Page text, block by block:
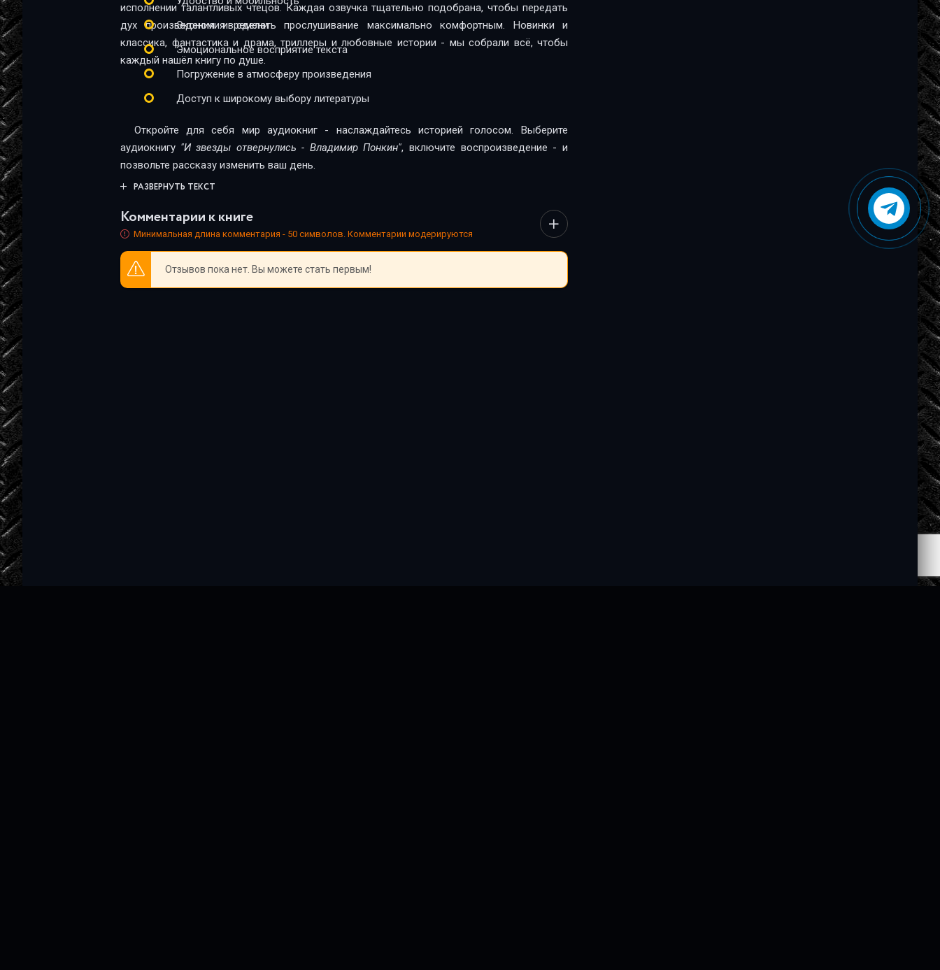
исполнении талантливых чтецов. Каждая озвучка тщательно подобрана, чтобы передать
дух произведения и сделать прослушивание максимально комфортным. Новинки и
классика, фантастика и драма, триллеры и любовные истории - мы собрали всё, чтобы
каждый нашёл книгу по душе.
Экономия времени
Эмоциональное восприятие текста
Погружение в атмосферу произведения
Доступ к широкому выбору литературы
Откройте для себя мир аудиокниг - наслаждайтесь историей голосом. Выберите
аудиокнигу "И звезды отвернулись - Владимир Понкин", включите воспроизведение - и
позвольте рассказу изменить ваш день.
РАЗВЕРНУТЬ ТЕКСТ
Комментарии к книге
Минимальная длина комментария - 50 символов. Комментарии модерируются
Отзывов пока нет. Вы можете стать первым!